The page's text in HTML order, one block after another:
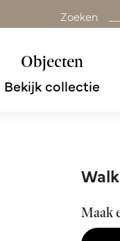
Zoeken
Objecten
Bekijk collectie
Maak